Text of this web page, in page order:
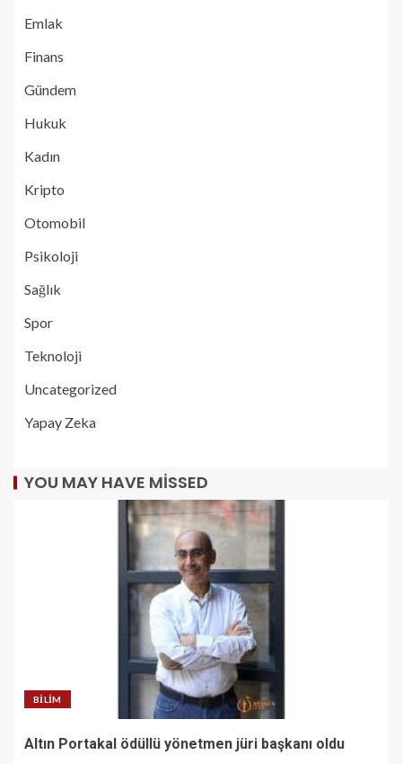
Emlak
Finans
Gündem
Hukuk
Kadın
Kripto
Otomobil
Psikoloji
Sağlık
Spor
Teknoloji
Uncategorized
Yapay Zeka
YOU MAY HAVE MISSED
BILIM
Altın Portakal ödüllü yönetmen jüri başkanı oldu